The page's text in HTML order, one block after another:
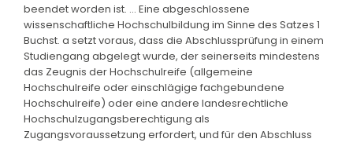
beendet worden ist. ... Eine abgeschlossene
wissenschaftliche Hochschulbildung im Sinne des Satzes 1
Buchst. a setzt voraus, dass die Abschlussprüfung in einem
Studiengang abgelegt wurde, der seinerseits mindestens
das Zeugnis der Hochschulreife (allgemeine
Hochschulreife oder einschlägige fachgebundene
Hochschulreife) oder eine andere landesrechtliche
Hochschulzugangsberechtigung als
Zugangsvoraussetzung erfordert, und für den Abschluss